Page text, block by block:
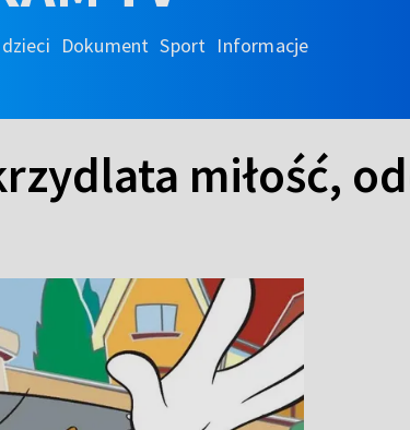
Dokument Sport Informacje
miłość,